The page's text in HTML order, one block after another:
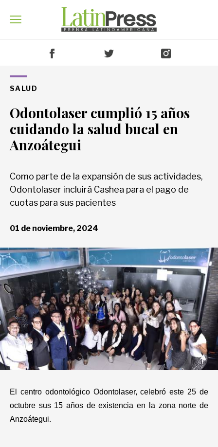
Venezuela
América
Economía
Deportes
Entretenimiento
Views
Curiosidades
Tecnología
SALUD
Odontolaser cumplió 15 años
cuidando la salud bucal en
Anzoátegui
Como parte de la expansión de sus actividades,
Odontolaser incluirá Cashea para el pago de
cuotas para sus pacientes
01 de noviembre, 2024
El centro odontológico Odontolaser, celebró este 25 de
octubre sus 15 años de existencia en la zona norte de
Anzoátegui.